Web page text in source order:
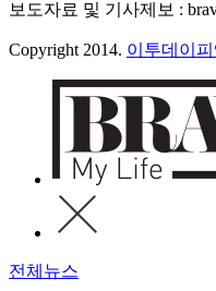
보도자료 및 기사제보 :
Copyright 2014. 이투데이피
전체뉴스